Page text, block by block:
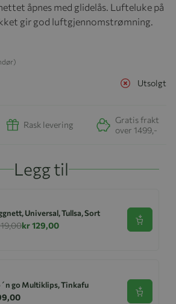
åpnes med glidelås. Lufteluke på
gir god luftgjennomstrømning.
Utsolgt
Rask levering
Gratis frakt
over 1499,-
Legg til
Universal, Tullsa, Sort
kr 129,00 Se
go Multiklips, Tinkafu
Se